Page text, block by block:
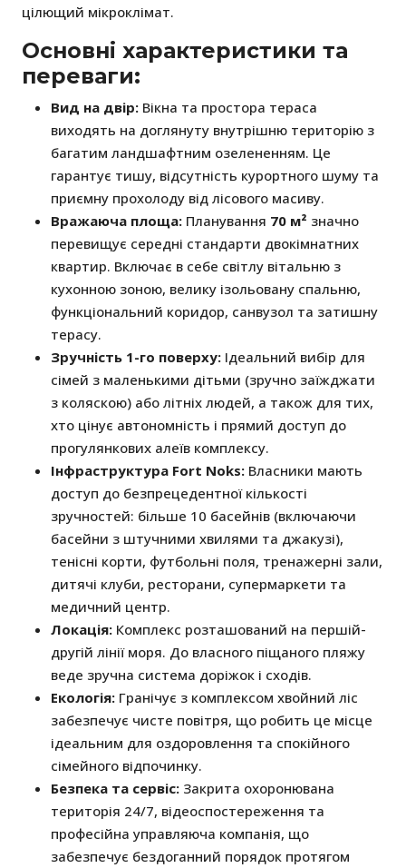
цілющий мікроклімат.
Основні характеристики та
переваги:
Вид на двір: Вікна та простора тераса
виходять на доглянуту внутрішню територію з
багатим ландшафтним озелененням. Це
гарантує тишу, відсутність курортного шуму та
приємну прохолоду від лісового масиву.
Вражаюча площа: Планування 70 м² значно
перевищує середні стандарти двокімнатних
квартир. Включає в себе світлу вітальню з
кухонною зоною, велику ізольовану спальню,
функціональний коридор, санвузол та затишну
терасу.
Зручність 1-го поверху: Ідеальний вибір для
сімей з маленькими дітьми (зручно заїжджати
з коляскою) або літніх людей, а також для тих,
хто цінує автономність і прямий доступ до
прогулянкових алеїв комплексу.
Інфраструктура Fort Noks: Власники мають
доступ до безпрецедентної кількості
зручностей: більше 10 басейнів (включаючи
басейни з штучними хвилями та джакузі),
тенісні корти, футбольні поля, тренажерні зали,
дитячі клуби, ресторани, супермаркети та
медичний центр.
Локація: Комплекс розташований на першій-
другій лінії моря. До власного піщаного пляжу
веде зручна система доріжок і сходів.
Екологія: Гранічує з комплексом хвойний ліс
забезпечує чисте повітря, що робить це місце
ідеальним для оздоровлення та спокійного
сімейного відпочинку.
Безпека та сервіс: Закрита охоронювана
територія 24/7, відеоспостереження та
професійна управляюча компанія, що
забезпечує бездоганний порядок протягом